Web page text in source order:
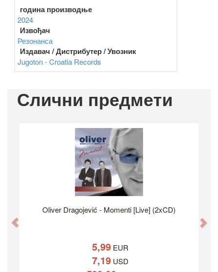
година производње
2024
Извођач
Резонанса
Издавач / Дистрибутер / Увозник
Jugoton - Croatia Records
Слични предмети
Oliver Dragojević - Momenti [Live] (2xCD)
5,99 EUR
7,19 USD